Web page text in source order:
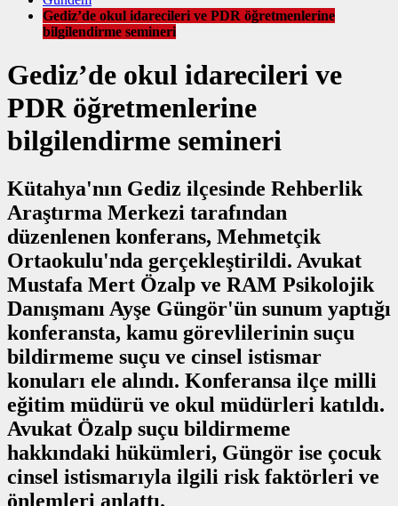
Gediz’de okul idarecileri ve PDR öğretmenlerine
bilgilendirme semineri
Gediz’de okul idarecileri ve
PDR öğretmenlerine
bilgilendirme semineri
Kütahya'nın Gediz ilçesinde Rehberlik
Araştırma Merkezi tarafından
düzenlenen konferans, Mehmetçik
Ortaokulu'nda gerçekleştirildi. Avukat
Mustafa Mert Özalp ve RAM Psikolojik
Danışmanı Ayşe Güngör'ün sunum yaptığı
konferansta, kamu görevlilerinin suçu
bildirmeme suçu ve cinsel istismar
konuları ele alındı. Konferansa ilçe milli
eğitim müdürü ve okul müdürleri katıldı.
Avukat Özalp suçu bildirmeme
hakkındaki hükümleri, Güngör ise çocuk
cinsel istismarıyla ilgili risk faktörleri ve
önlemleri anlattı.